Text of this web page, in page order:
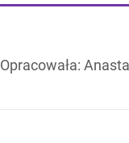
Opracowała: